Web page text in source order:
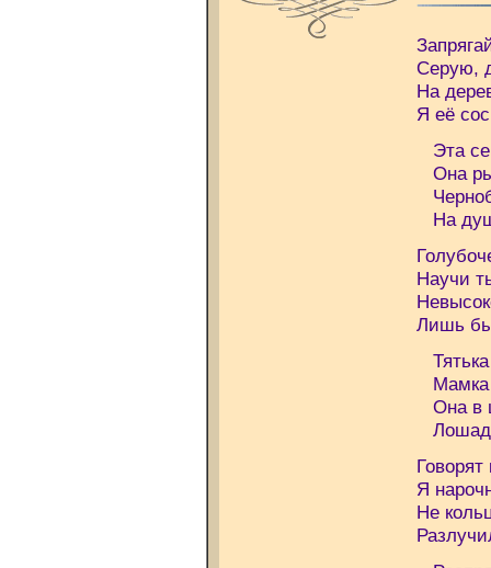
Серую,
На
Я её
Эта
Она
На
Научи
Лишь
Мамка
Она в
Говорят
Я
Не